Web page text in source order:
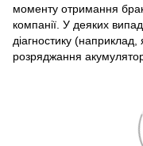
моменту отримання
компанії. У деяких
діагностику
розряджання